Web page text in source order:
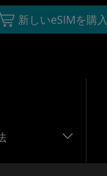
新しいeSIMを購入